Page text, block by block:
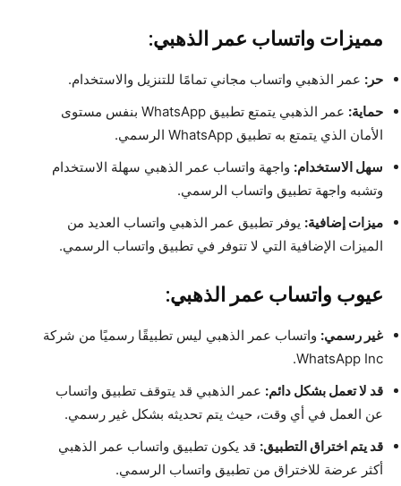
مميزات واتساب عمر الذهبي:
حر: عمر الذهبي واتساب مجاني تمامًا للتنزيل والاستخدام.
حماية:
عمر الذهبي يتمتع تطبيق WhatsApp بنفس مستوى
الأمان الذي يتمتع به تطبيق WhatsApp الرسمي.
سهل الاستخدام: واجهة واتساب عمر الذهبي سهلة الاستخدام
وتشبه واجهة تطبيق واتساب الرسمي.
ميزات إضافية: يوفر تطبيق عمر الذهبي واتساب العديد من
الميزات الإضافية التي لا تتوفر في تطبيق واتساب الرسمي.
عيوب واتساب عمر الذهبي:
غير رسمي: واتساب عمر الذهبي ليس تطبيقًا رسميًا من شركة
WhatsApp Inc.
قد لا تعمل بشكل دائم: عمر الذهبي قد يتوقف تطبيق واتساب
عن العمل في أي وقت، حيث يتم تحديثه بشكل غير رسمي.
قد يتم اختراق التطبيق: قد يكون تطبيق واتساب عمر الذهبي
أكثر عرضة للاختراق من تطبيق واتساب الرسمي.